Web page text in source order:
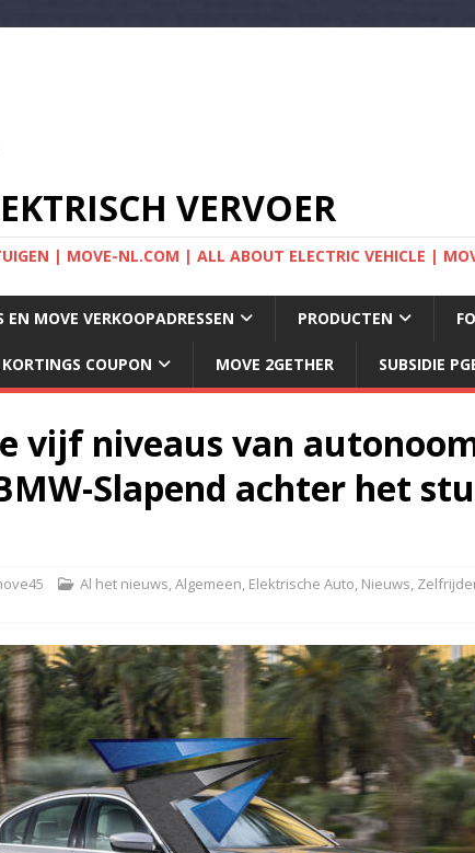
VERVOER
| MOVE-NL.COM | ALL ABOUT ELECTRIC VEHICLE |
EN MOVE VERKOOPADRESSEN PRODUCTEN
KORTINGS COUPON MOVE 2GETHER SUBSIDIE
vijf niveaus van
Slapend achter het
Al het nieuws,Algemeen, Elektrische Auto, Nieuws,